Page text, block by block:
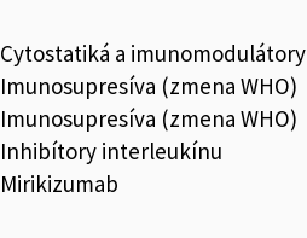
Cytostatiká a imunomodulátory
Imunosupresíva (zmena WHO)
Imunosupresíva (zmena WHO)
Inhibítory interleukínu
Mirikizumab